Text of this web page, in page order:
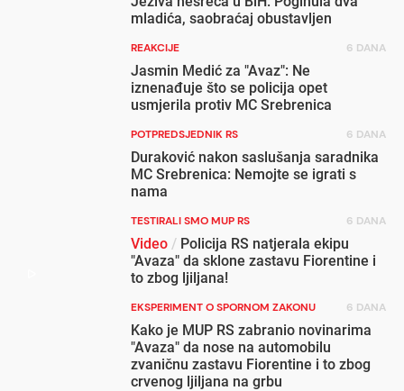
mladića, saobraćaj obustavljen
REAKCIJE 6 DANA
Jasmin Medić za "Avaz": Ne
iznenađuje što se policija opet
usmjerila protiv MC Srebrenica
POTPREDSJEDNIK RS 6 DANA
Duraković nakon saslušanja saradnika
MC Srebrenica: Nemojte se igrati s
nama
TESTIRALI SMO MUP RS 6 DANA
Video / Policija RS natjerala ekipu
"Avaza" da sklone zastavu Fiorentine i
to zbog ljiljana!
EKSPERIMENT O SPORNOM ZAKONU 6 DANA
Kako je MUP RS zabranio novinarima
"Avaza" da nose na automobilu
zvaničnu zastavu Fiorentine i to zbog
crvenog ljiljana na grbu